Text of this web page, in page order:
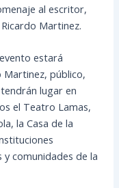
al escritor,
Martinez.
estará
Martinez, público,
lugar en
el Teatro Lamas,
la Casa de la
comunidades de la